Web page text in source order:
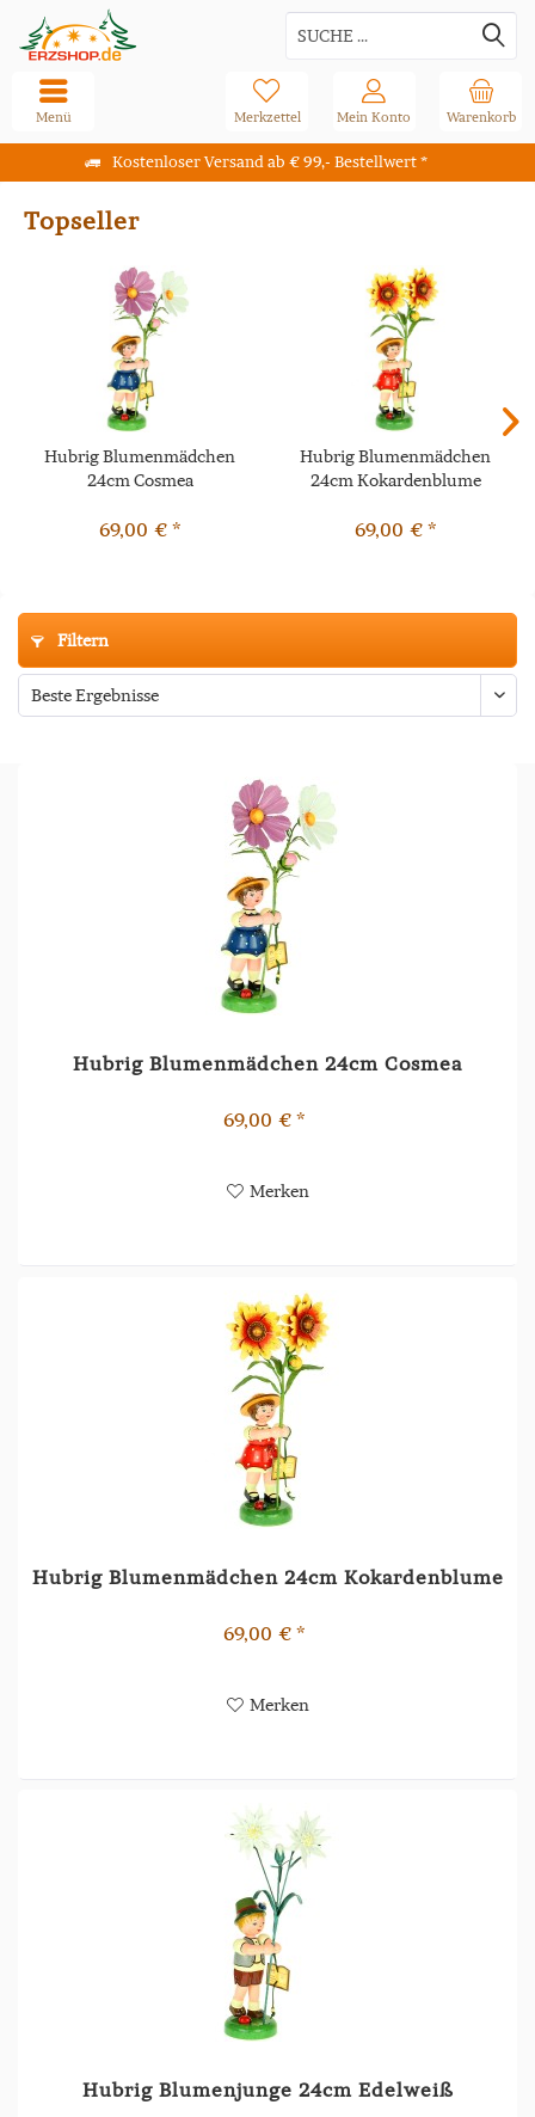
Kostenloser Versand ab € 99,- Bestellwert *
Warenkorb
Merkzettel Mein Konto
Menü
Topseller
Hubrig Blumenmädchen
24cm Cosmea
69,00 € *
Hubrig Blumenmädchen
24cm Kokardenblume
69,00 € *
Filtern
Hubrig Blumenmädchen 24cm Cosmea
69,00 € *
Merken
Hubrig Blumenmädchen 24cm Kokardenblume
69,00 € *
Merken
Hubrig Blumenjunge 24cm Edelweiß